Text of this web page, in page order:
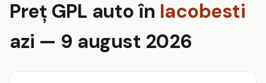
Preț GPL auto în Iacobesti
azi — 9 august 2026